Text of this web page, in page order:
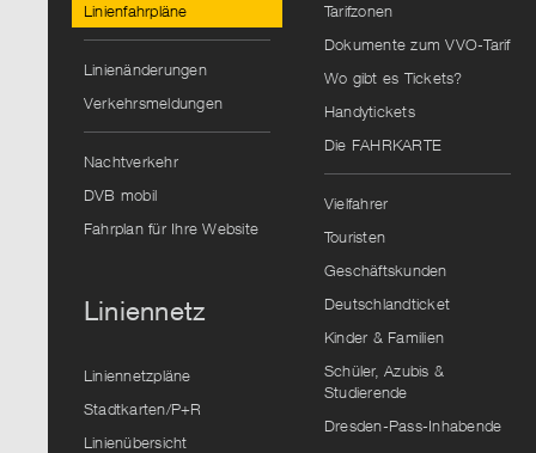
Linienfahrpläne
Linienänderungen
Verkehrsmeldungen
Nachtverkehr
DVB mobil
Fahrplan für Ihre Website
Liniennetz
Liniennetzpläne
Stadtkarten/P+R
Linienübersicht
Tarifzonen
Dokumente zum VVO-Tarif
Wo gibt es Tickets?
Handytickets
Die FAHRKARTE
Vielfahrer
Touristen
Geschäftskunden
Deutschlandticket
Kinder & Familien
Schüler, Azubis &
Studierende
Dresden-Pass-Inhabende